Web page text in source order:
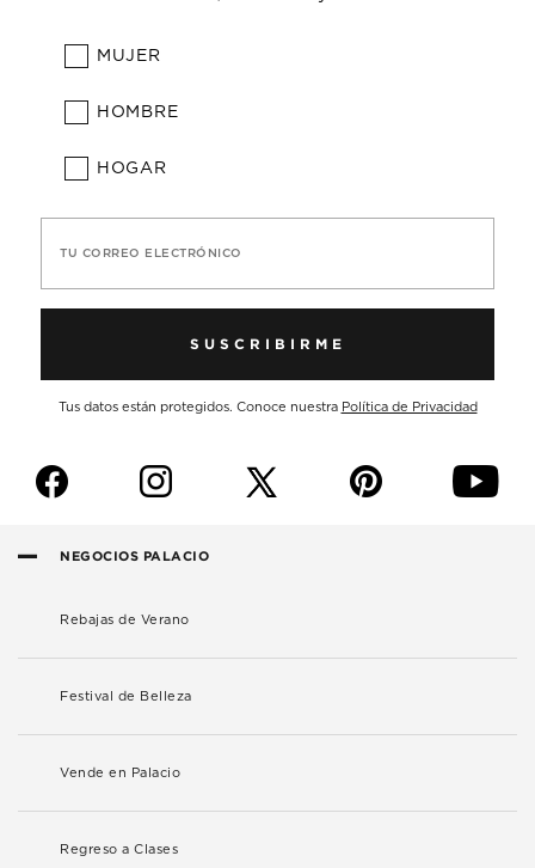
MUJER
HOMBRE
HOGAR
TU CORREO ELECTRÓNICO
SUSCRIBIRME
Tus datos están protegidos. Conoce nuestra Política de Privacidad
f i p y
NEGOCIOS PALACIO
Rebajas de Verano
Festival de Belleza
Vende en Palacio
Regreso a Clases